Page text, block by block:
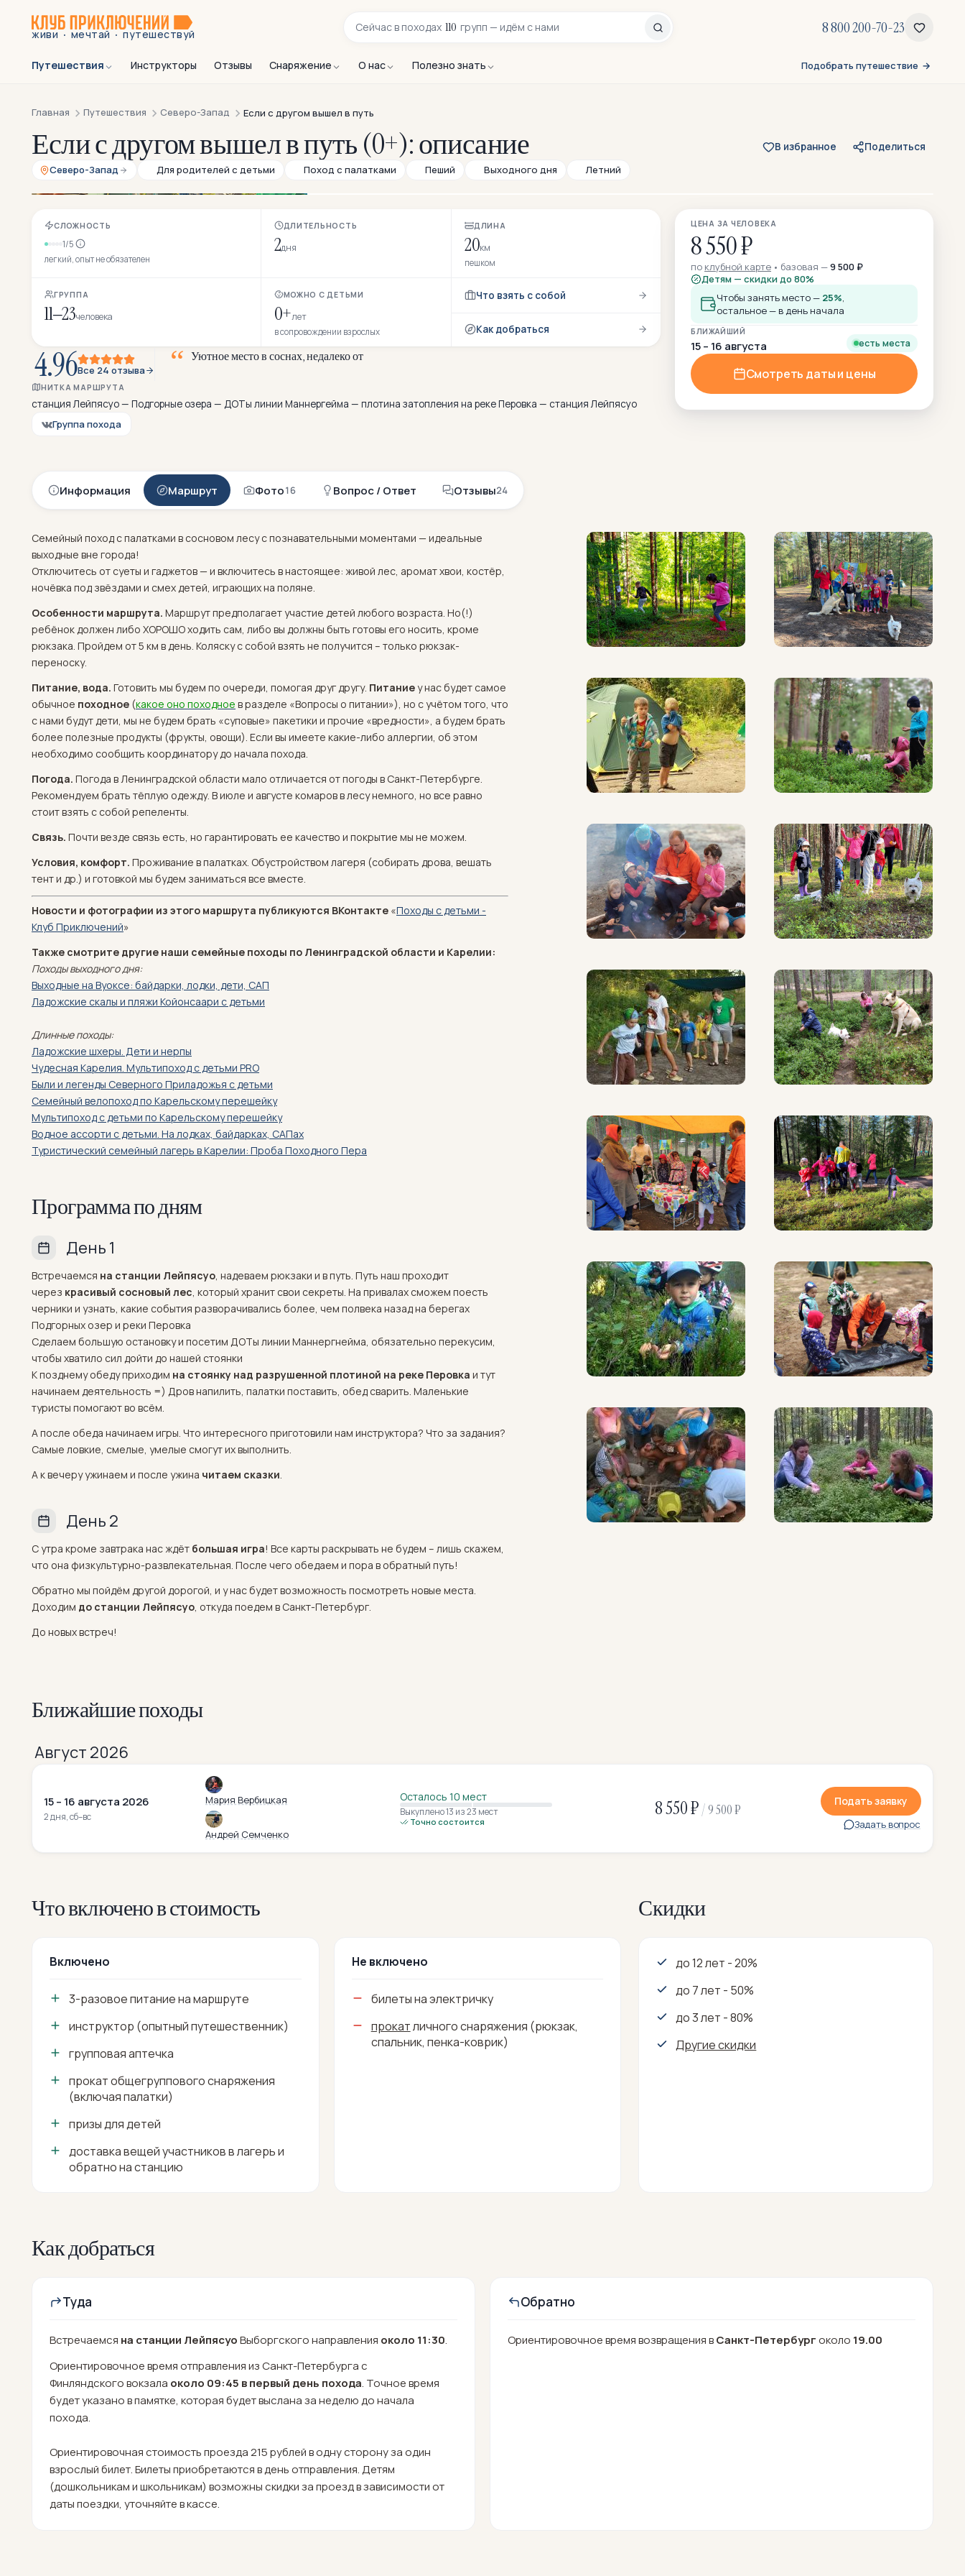
живи · мечтай · путешествуй
Сейчас в походах 110 групп — идём с нами 8 800 200-70-23
Путешествия Инструкторы Отзывы Снаряжение О нас Полезно знать Подобрать путешествие
Главная Путешествия Северо-Запад Если с другом вышел в путь
Если с другом вышел в путь (0+): описание В избранное
Поделиться
Северо-Запад
Для родителей с детьми Поход с палатками Пеший Выходного дня Летний
СЛОЖНОСТЬ
1/5
легкий, опыт не обязателен
ДЛИТЕЛЬНОСТЬ
2дня
ДЛИНА
20км
пешком
ГРУППА
11–23человека
МОЖНО С ДЕТЬМИ
0+лет
в сопровождении взрослых
Что взять с собой
Как добраться
4.96Все 24 отзыва
Уютноеместов соснах,недалекоот
НИТКА МАРШРУТА
станция Лейпясуо — Подгорные озера — ДОТы линии Маннергейма — плотина затопления на реке Перовка — станция Лейпясуо
Группа похода
ЦЕНА ЗА ЧЕЛОВЕКА
8 550 ₽
по клубной карте базовая —9 500 ₽
Детям — скидки до 80%
Чтобы занять место — 25%,
остальное — в день начала
БЛИЖАЙШИЙ
15 – 16 августа есть места
Смотреть даты и цены
Информация Маршрут Фото16 Вопрос / Ответ Отзывы24
Семейный поход с палатками в сосновом лесу с познавательными моментами — идеальные
выходные вне города!
Отключитесь от суеты и гаджетов — и включитесь в настоящее: живой лес, аромат хвои, костёр,
ночёвка под звёздами и смех детей, играющих на поляне.
Особенности маршрута. Маршрут предполагает участие детей любого возраста. Но(!)
ребёнок должен либо ХОРОШО ходить сам, либо вы должны быть готовы его носить, кроме
рюкзака. Пройдем от 5 км в день. Коляску с собой взять не получится – только рюкзак-
переноску.
Питание, вода. Готовить мы будем по очереди, помогая друг другу. Питание у нас будет самое
обычное походное (какое оно походное в разделе «Вопросы о питании»), но с учётом того, что
с нами будут дети, мы не будем брать «суповые» пакетики и прочие «вредности», а будем брать
более полезные продукты (фрукты, овощи). Если вы имеете какие-либо аллергии, об этом
необходимо сообщить координатору до начала похода.
Погода. Погода в Ленинградской области мало отличается от погоды в Санкт-Петербурге.
Рекомендуем брать тёплую одежду. В июле и августе комаров в лесу немного, но все равно
стоит взять с собой репеленты.
Связь. Почти везде связь есть, но гарантировать ее качество и покрытие мы не можем.
Условия, комфорт. Проживание в палатках. Обустройством лагеря (собирать дрова, вешать
тент и др.) и готовкой мы будем заниматься все вместе.
Новости и фотографии из этого маршрута публикуются ВКонтакте «Походы с детьми -
Клуб Приключений»
Также смотрите другие наши семейные походы по Ленинградской области и Карелии:
Походы выходного дня:
Выходные на Вуоксе: байдарки, лодки, дети, САП
Ладожские скалы и пляжи Койонсаари с детьми
Длинные походы:
Ладожские шхеры. Дети и нерпы
Чудесная Карелия. Мультипоход с детьми PRO
Были и легенды Северного Приладожья с детьми
Семейный велопоход по Карельскому перешейку
Мультипоход с детьми по Карельскому перешейку
Водное ассорти с детьми. На лодках, байдарках, САПах
Туристический семейный лагерь в Карелии: Проба Походного Пера
Программа по дням
День 1
Встречаемся на станции Лейпясуо, надеваем рюкзаки и в путь. Путь наш проходит
через красивый сосновый лес, который хранит свои секреты. На привалах сможем поесть
черники и узнать, какие события разворачивались более, чем полвека назад на берегах
Подгорных озер и реки Перовка
Сделаем большую остановку и посетим ДОТы линии Маннергнейма, обязательно перекусим,
чтобы хватило сил дойти до нашей стоянки
К позднему обеду приходим на стоянку над разрушенной плотиной на реке Перовка и тут
начинаем деятельность =) Дров напилить, палатки поставить, обед сварить. Маленькие
туристы помогают во всём.
А после обеда начинаем игры. Что интересного приготовили нам инструктора? Что за задания?
Самые ловкие, смелые, умелые смогут их выполнить.
А к вечеру ужинаем и после ужина читаем сказки.
День 2
С утра кроме завтрака нас ждёт большая игра! Все карты раскрывать не будем – лишь скажем,
что она физкультурно-развлекательная. После чего обедаем и пора в обратный путь!
Обратно мы пойдём другой дорогой, и у нас будет возможность посмотреть новые места.
Доходим до станции Лейпясуо, откуда поедем в Санкт-Петербург.
До новых встреч!
Ближайшие походы
Август 2026
15 – 16 августа 2026
2 дня, сб–вс
Мария Вербицкая
Андрей Семченко
Осталось 10 мест
Выкуплено 13 из 23 мест
Точно состоится
8 550 ₽/9 500 ₽
Подать заявку
Задать вопрос
Что включено в стоимость
Включено
3-разовое питание на маршруте
инструктор (опытный путешественник)
групповая аптечка
прокат общегруппового снаряжения
(включая палатки)
призы для детей
доставка вещей участников в лагерь и
обратно на станцию
Не включено
билеты на электричку
прокатличного снаряжения (рюкзак,
спальник, пенка-коврик)
Скидки
до 12 лет - 20%
до 7 лет - 50%
до 3 лет - 80%
Другие скидки
Как добраться
Туда
Встречаемся на станции ЛейпясуоВыборгского направления около 11:30.
Ориентировочное время отправления из Санкт-Петербурга с
Финляндского вокзала около 09:45 в первый день похода. Точное время
будет указано в памятке, которая будет выслана за неделю до начала
похода.
Ориентировочная стоимость проезда 215 рублей в одну сторону за один
взрослый билет. Билеты приобретаются в день отправления. Детям
(дошкольникам и школьникам) возможны скидки за проезд в зависимости от
даты поездки, уточняйте в кассе.
Обратно
Ориентировочное время возвращения вСанкт-Петербургоколо 19.00